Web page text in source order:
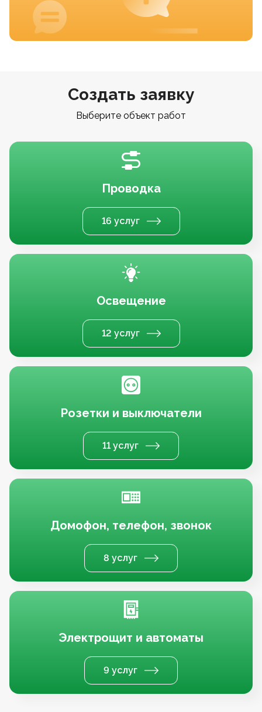
Создать заявку
Выберите объект работ
Проводка
16 услуг
Освещение
12 услуг
Розетки и выключатели
11 услуг
Домофон, телефон, звонок
8 услуг
Электрощит и автоматы
9 услуг